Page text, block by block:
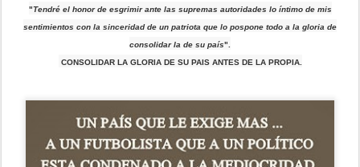
"Tendré el honor de esgrimir ante las supremas autoridades lo íntimo de mis
sentimientos con la sinceridad de un patriota que lo pospone todo a la gloria de
consolidar la de su país".
CONSOLIDAR LA GLORIA DE SU PAIS ANTES DE LA PROPIA.